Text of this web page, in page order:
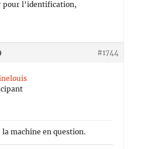
pour l’identification,
#1744
la machine en question.